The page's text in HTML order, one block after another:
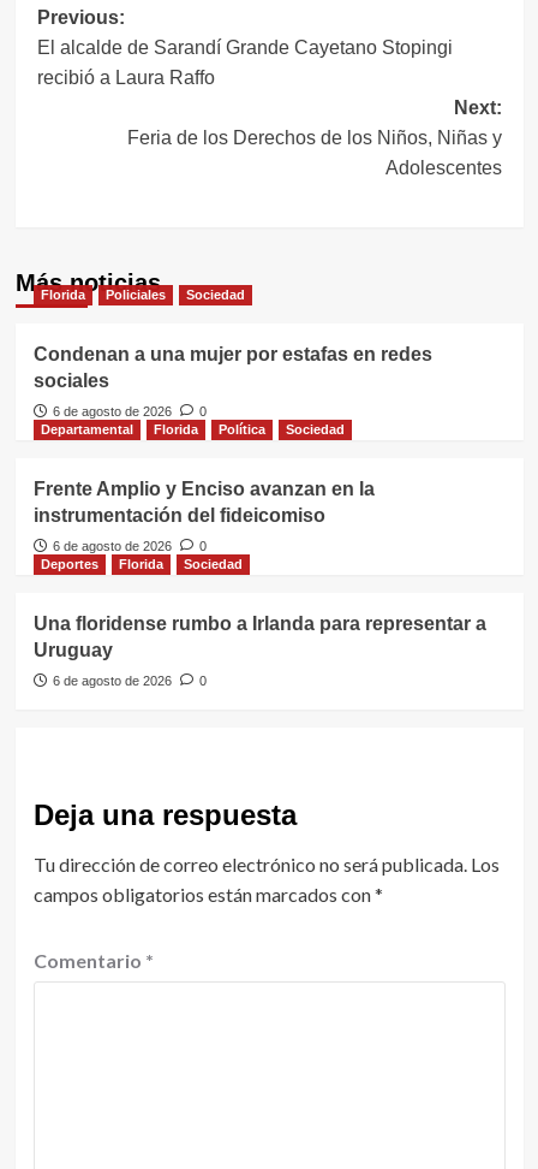
Navegación
de
Previous:
El alcalde de Sarandí Grande Cayetano Stopingi
recibió a Laura Raffo
Next:
Feria de los Derechos de los Niños, Niñas y
Adolescentes
Más noticias
Florida Policiales Sociedad
Condenan a una mujer por estafas en redes
sociales
6 de agosto de 2026
0
Departamental
Florida Política Sociedad
Frente Amplio y Enciso avanzan en la
instrumentación del fideicomiso
6 de agosto de 2026
0
Deportes
Florida Sociedad
Una floridense rumbo a Irlanda para representar a
Uruguay
6 de agosto de 2026 0
Deja una respuesta
Tu dirección de correo electrónico no será publicada. Los
campos obligatorios están marcados con*
Comentario *